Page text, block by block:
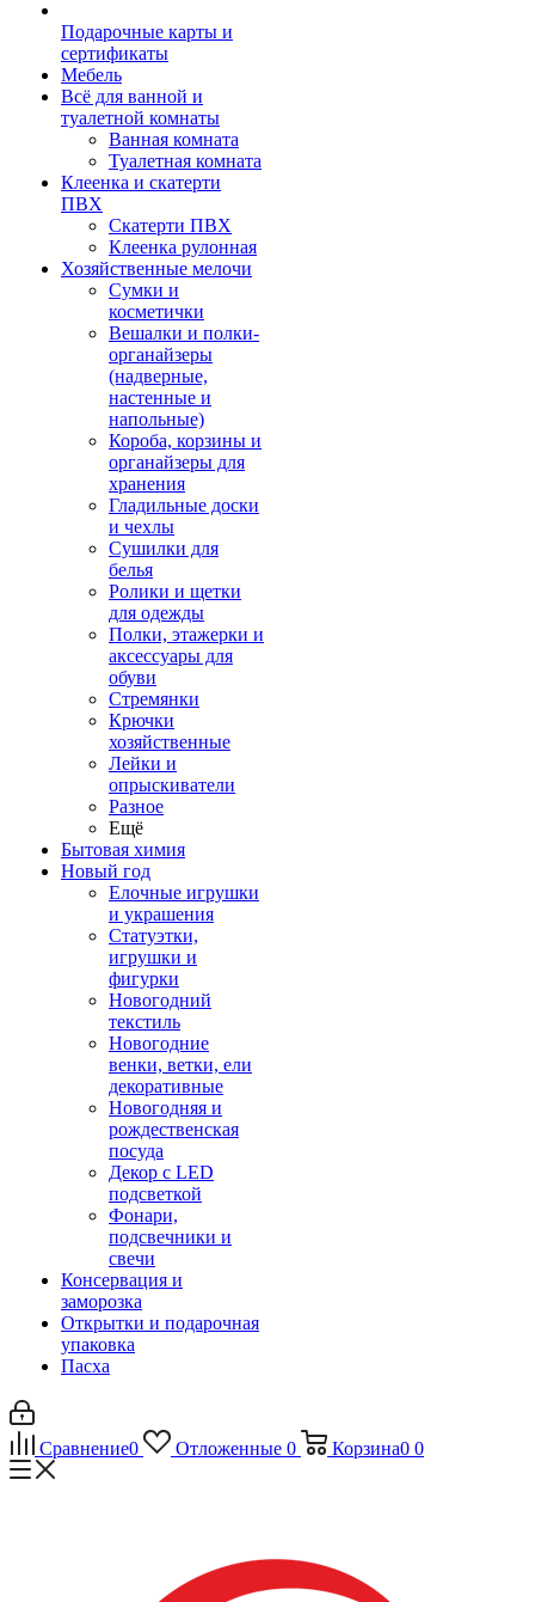
Подарочные карты и
сертификаты
Мебель
Всё для ванной и
туалетной комнаты
Ванная комната
Туалетная комната
Клеенка и скатерти
ПВХ
Скатерти ПВХ
Клеенка рулонная
Хозяйственные мелочи
Сумки и
косметички
Вешалки и полки-
органайзеры
(надверные,
настенные и
напольные)
Короба, корзины и
органайзеры для
хранения
Гладильные доски
и чехлы
Сушилки для
белья
Ролики и щетки
для одежды
Полки, этажерки и
аксессуары для
обуви
Стремянки
Крючки
хозяйственные
Лейки и
опрыскиватели
Разное
Ещё
Бытовая химия
Новый год
Елочные игрушки
и украшения
Статуэтки,
игрушки и
фигурки
Новогодний
текстиль
Новогодние
венки, ветки, ели
декоративные
Новогодняя и
рождественская
посуда
Декор с LED
подсветкой
Фонари,
подсвечники и
свечи
Консервация и
заморозка
Открытки и подарочная
упаковка
Пасха
Сравнение0 Отложенные 0 Корзина0 0